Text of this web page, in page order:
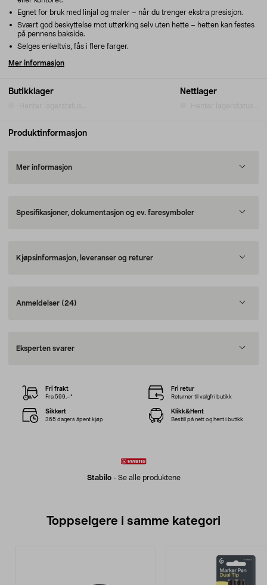
Butikklager Nettlager
Egnet for bruk med linjal og maler – når du trenger ekstra presisjon.
Svært god beskyttelse mot uttørking selv uten hette – hetten kan festes
på pennens bakside.
Selges enkeltvis, fås i flere farger.
Mer informasjon
Produktinformasjon
Mer informasjon
Spesifikasjoner, dokumentasjon og ev. faresymboler
Kjøpsinformasjon, leveranser og returer
Anmeldelser (24)
Eksperten svarer
Stabilo- Se alle produktene
Fri frakt
Fra 599,–*
Fri retur
Returner til valgfri butikk
Sikkert
365 dagers åpent kjøp
Klikk&Hent
Bestill på nett og hent i butikk
Toppselgere i samme kategori